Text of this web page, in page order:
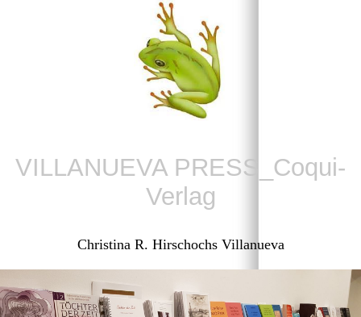
VILLANUEVA PRESS_Coqui-
Verlag
Christina R. Hirschochs Villanueva